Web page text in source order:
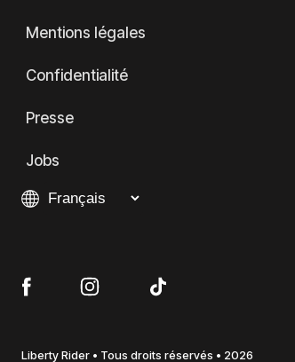
Mentions légales
Confidentialité
Presse
Jobs
Liberty Rider • Tous droits réservés • 2026